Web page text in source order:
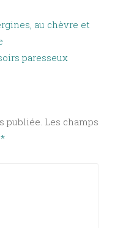
au chèvre et
paresseux
publiée. Les champs
*